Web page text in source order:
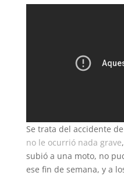
Se trata del accidente
no le ocurrió nada grave
subió a una moto, no
ese fin de semana, y a